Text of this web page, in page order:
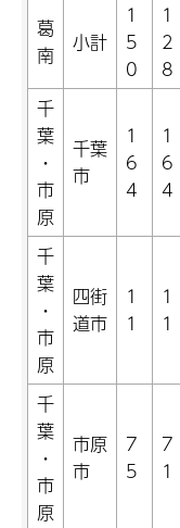
葛
南
小計
1
5
0
1
2
8
千
葉
・
市
原
千葉
市
1
6
4
1
6
4
千
葉
・
市
原
四街
道市
1
1
1
1
千
葉
・
市
原
市原
市
7
5
7
1